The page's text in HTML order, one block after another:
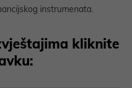
instrumenata.
kliknite